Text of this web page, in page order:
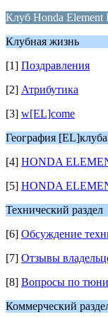
Клуб Honda
Клубная жизнь
[1] Поздравления
[2] Атрибутика
[3] w[EL]come
География [EL]клуба
[4] HONDA
[5] HONDA
Технический раздел
[6] Обсуждение
[7] Отзывы
[8] Вопросы по
Коммерческий